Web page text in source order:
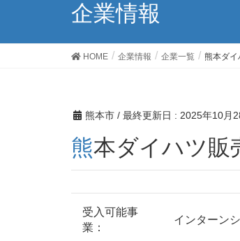
企業情報
HOME 企業情報 企業一覧 熊本ダ
熊本市 / 最終更新日 : 2025年10月
熊本ダイハ
受入可能事
業：
インターン